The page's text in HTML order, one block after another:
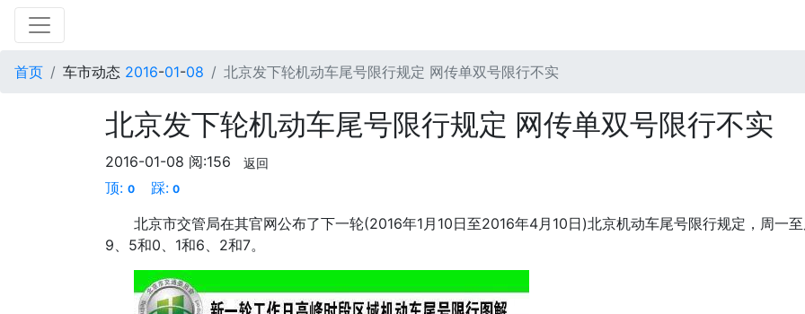
首页 车市动态 2016-01-08 北京发下轮机动车尾号限行规定 网传单双号限行不实
北京发下轮机动车尾号限行规定 网传单双号限行不实
2016-01-08 阅:156 返回
顶: 0 踩: 0
北京市交管局在其官网公布了下一轮(2016年1月10日至2016年4月10日)北京机动车尾号限行规定，周一
9、5和0、1和6、2和7。